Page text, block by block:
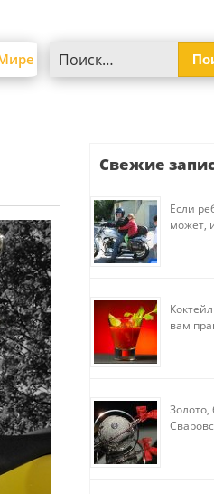
Свежие
Если
может,
вам